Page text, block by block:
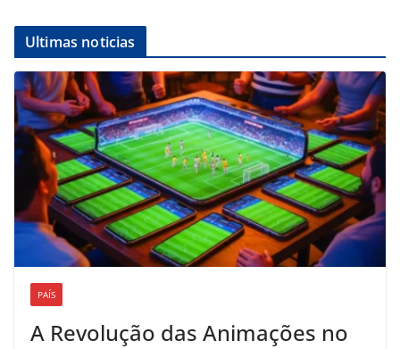
Ultimas noticias
PAÍS
A Revolução das Animações no